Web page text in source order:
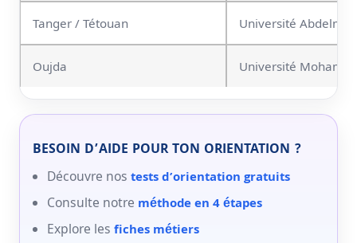
Tanger / Tétouan Université
Oujda Université
BESOIN D’AIDE POUR TON ORIENTATION ?
Découvre nos tests d’orientation gratuits
Consulte notre méthode en 4 étapes
Explore les fiches métiers